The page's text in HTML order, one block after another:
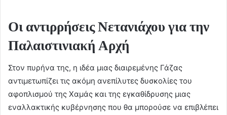
Οι αντιρρήσεις Νετανιάχου για την
Παλαιστινιακή Αρχή
Στον πυρήνα της, η ιδέα μιας διαιρεμένης Γάζας
αντιμετωπίζει τις ακόμη ανεπίλυτες δυσκολίες του
αφοπλισμού της Χαμάς και της εγκαθίδρυσης μιας
εναλλακτικής κυβέρνησης που θα μπορούσε να επιβλέπει